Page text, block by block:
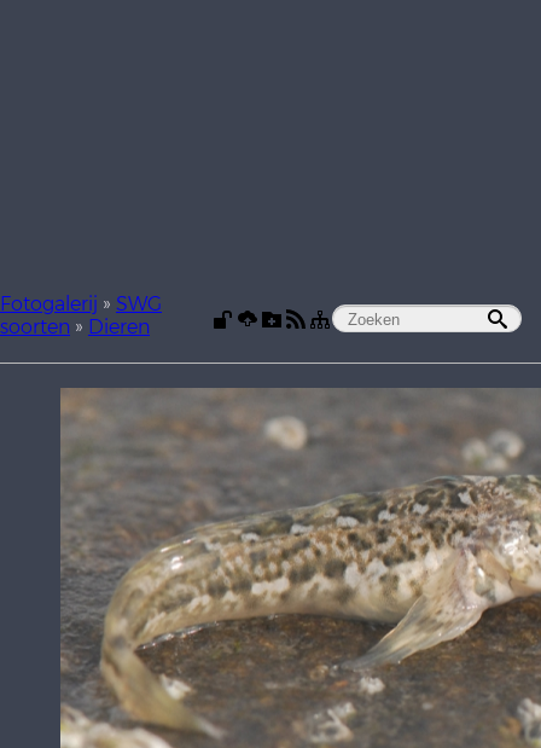
Fotogalerij » SWG
soorten » Dieren